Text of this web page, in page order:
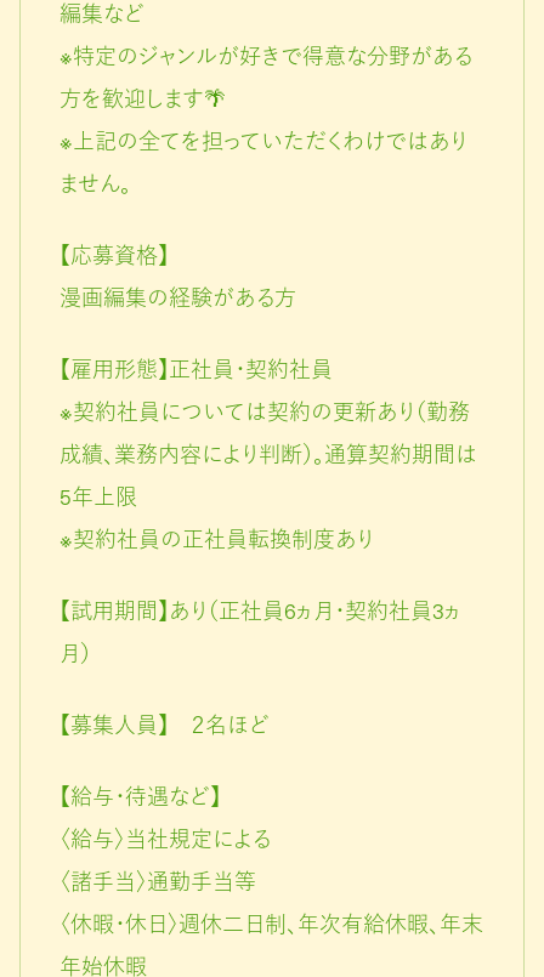
編集など
※特定のジャンルが好きで得意な分野がある
方を歓迎します🌴
※上記の全てを担っていただくわけではあり
ません。
【応募資格】
漫画編集の経験がある方
【雇用形態】正社員・契約社員
※契約社員については契約の更新あり（勤務
成績、業務内容により判断）。通算契約期間は
5年上限
※契約社員の正社員転換制度あり
【試用期間】あり（正社員6ヵ月・契約社員3ヵ
月）
【募集人員】 ２名ほど
【給与・待遇など】
〈給与〉当社規定による
〈諸手当〉通勤手当等
〈休暇・休日〉週休二日制、年次有給休暇、年末
年始休暇